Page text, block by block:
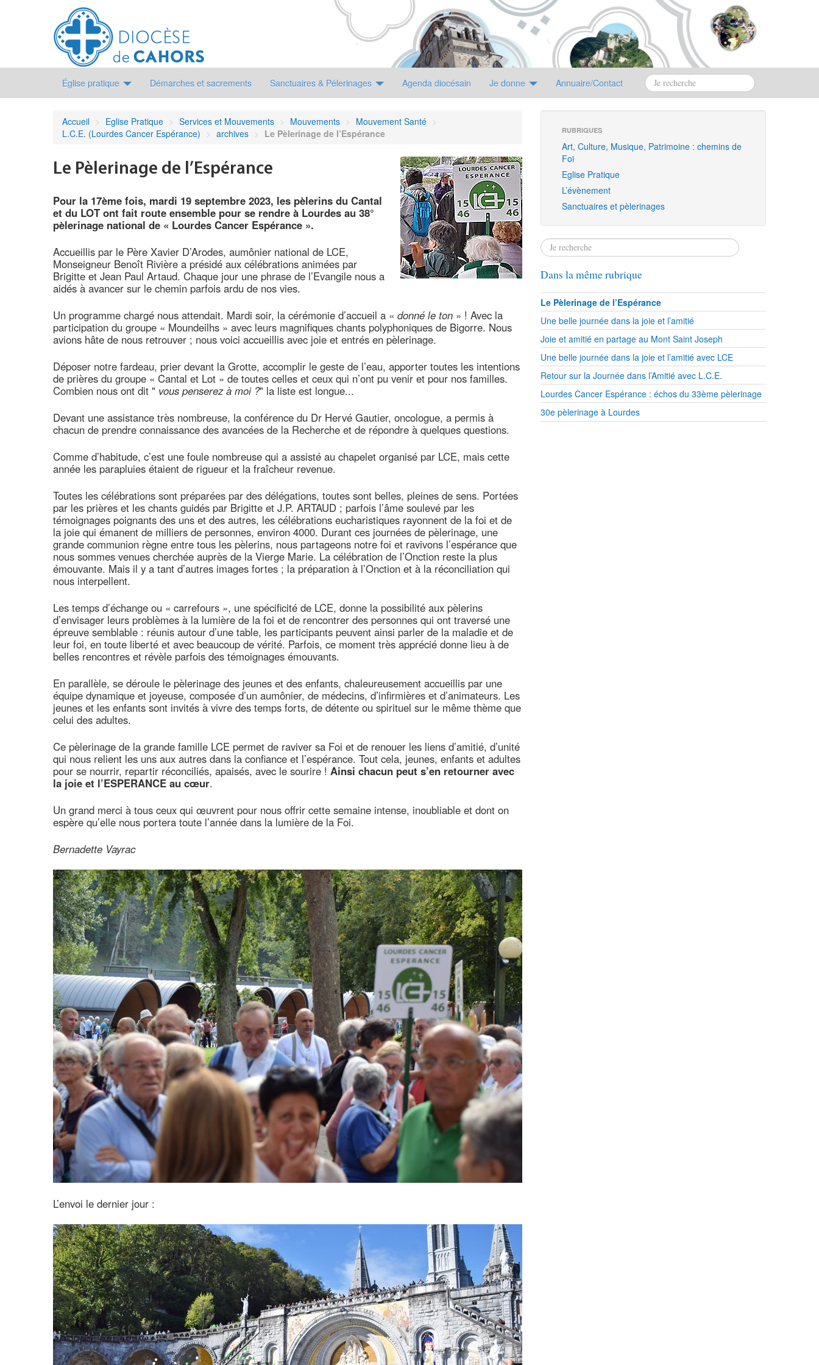
Église pratique Démarches et sacrements Sanctuaires & Pélerinages Agenda diocésain Je donne Annuaire/Contact
Accueil > Eglise Pratique > Services et Mouvements > Mouvements > Mouvement Santé >
L.C.E. (Lourdes Cancer Espérance) > archives > Le Pèlerinage de l’Espérance
Le Pèlerinage de l’Espérance
Pour la 17ème fois, mardi 19 septembre 2023, les pèlerins du Cantal
et du LOT ont fait route ensemble pour se rendre à Lourdes au 38°
pèlerinage national de « Lourdes Cancer Espérance ».
Accueillis par le Père Xavier D’Arodes, aumônier national de LCE,
Monseigneur Benoît Rivière a présidé aux célébrations animées par
Brigitte et Jean Paul Artaud. Chaque jour une phrase de l’Evangile nous a
aidés à avancer sur le chemin parfois ardu de nos vies.
Un programme chargé nous attendait. Mardi soir, la cérémonie d’accueil a « donné le ton » ! Avec la
participation du groupe « Moundeilhs » avec leurs magnifiques chants polyphoniques de Bigorre. Nous
avions hâte de nous retrouver ; nous voici accueillis avec joie et entrés en pèlerinage.
Déposer notre fardeau, prier devant la Grotte, accomplir le geste de l’eau, apporter toutes les intentions
de prières du groupe « Cantal et Lot » de toutes celles et ceux qui n’ont pu venir et pour nos familles.
Combien nous ont dit " vous penserez à moi ?" la liste est longue...
Devant une assistance très nombreuse, la conférence du Dr Hervé Gautier, oncologue, a permis à
chacun de prendre connaissance des avancées de la Recherche et de répondre à quelques questions.
Comme d’habitude, c’est une foule nombreuse qui a assisté au chapelet organisé par LCE, mais cette
année les parapluies étaient de rigueur et la fraîcheur revenue.
Toutes les célébrations sont préparées par des délégations, toutes sont belles, pleines de sens. Portées
par les prières et les chants guidés par Brigitte et J.P. ARTAUD ; parfois l’âme soulevé par les
témoignages poignants des uns et des autres, les célébrations eucharistiques rayonnent de la foi et de
la joie qui émanent de milliers de personnes, environ 4000. Durant ces journées de pèlerinage, une
grande communion règne entre tous les pèlerins, nous partageons notre foi et ravivons l’espérance que
nous sommes venues cherchée auprès de la Vierge Marie. La célébration de l’Onction reste la plus
émouvante. Mais il y a tant d’autres images fortes ; la préparation à l’Onction et à la réconciliation qui
nous interpellent.
Les temps d’échange ou « carrefours », une spécificité de LCE, donne la possibilité aux pèlerins
d’envisager leurs problèmes à la lumière de la foi et de rencontrer des personnes qui ont traversé une
épreuve semblable : réunis autour d’une table, les participants peuvent ainsi parler de la maladie et de
leur foi, en toute liberté et avec beaucoup de vérité. Parfois, ce moment très apprécié donne lieu à de
belles rencontres et révèle parfois des témoignages émouvants.
En parallèle, se déroule le pèlerinage des jeunes et des enfants, chaleureusement accueillis par une
équipe dynamique et joyeuse, composée d’un aumônier, de médecins, d’infirmières et d’animateurs. Les
jeunes et les enfants sont invités à vivre des temps forts, de détente ou spirituel sur le même thème que
celui des adultes.
Ce pèlerinage de la grande famille LCE permet de raviver sa Foi et de renouer les liens d’amitié, d’unité
qui nous relient les uns aux autres dans la confiance et l’espérance. Tout cela, jeunes, enfants et adultes
pour se nourrir, repartir réconciliés, apaisés, avec le sourire ! Ainsi chacun peut s’en retourner avec
la joie et l’ESPERANCE au cœur.
Un grand merci à tous ceux qui œuvrent pour nous offrir cette semaine intense, inoubliable et dont on
espère qu’elle nous portera toute l’année dans la lumière de la Foi.
Bernadette Vayrac
L’envoi le dernier jour :
RUBRIQUES
Art, Culture, Musique, Patrimoine : chemins de
Foi
Eglise Pratique
L’évènement
Sanctuaires et pèlerinages
Dans la même rubrique
Le Pèlerinage de l’Espérance
Une belle journée dans la joie et l’amitié
Joie et amitié en partage au Mont Saint Joseph
Une belle journée dans la joie et l’amitié avec LCE
Retour sur la Journée dans l’Amitié avec L.C.E.
Lourdes Cancer Espérance : échos du 33ème pèlerinage
30e pèlerinage à Lourdes